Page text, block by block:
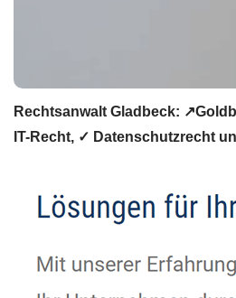
Rechtsanwalt Gladbeck:
IT-Recht, ✓ Datenschutzrecht